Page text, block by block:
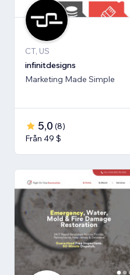
CT, US
infinitdesigns
Marketing Made Simple
5,0 (8)
Från 49 $